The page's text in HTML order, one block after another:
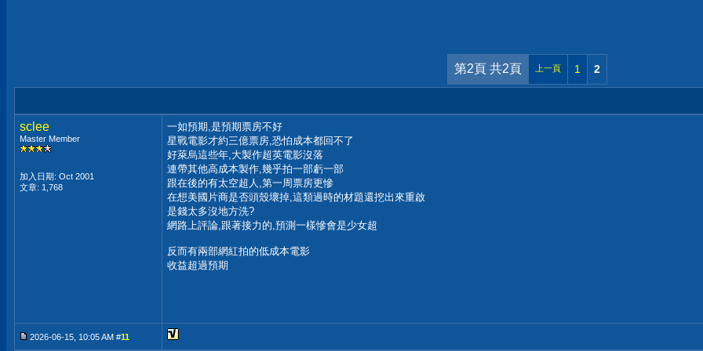
第2頁 共2頁 上一頁 1 2
sclee
Master Member
加入日期: Oct 2001
文章: 1,768
一如預期,是預期票房不好
星戰電影才約三億票房,恐怕成本都回不了
好萊烏這些年,大製作超英電影沒落
連帶其他高成本製作,幾乎拍一部虧一部
跟在後的有太空超人,第一周票房更慘
在想美國片商是否頭殼壞掉,這類過時的材題還挖出來重啟
是錢太多沒地方洗?
網路上評論,跟著接力的,預測一樣慘會是少女超
反而有兩部網紅拍的低成本電影
收益超過預期
2026-06-15, 10:05 AM #11